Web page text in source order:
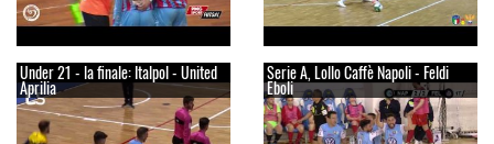
Under 21 - la finale: Italpol - United
Aprilia
Serie A, Lollo Caffè Napoli - Feldi
Eboli